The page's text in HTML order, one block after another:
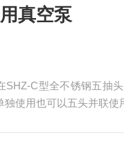
真空泵
C型全不锈钢五抽
使用也可以五头并联使